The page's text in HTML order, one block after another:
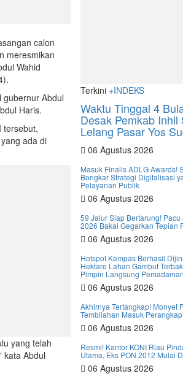
calon
meresmikan
Wahid
gubernur Abdul
Haris.
tersebut,
ada di
yang telah
kata Abdul
Terkini +INDEKS
Waktu Tinggal 4
Desak Pemkab Inhil
Lelang Pasar Yos
06 Agustus 2026
Masuk Finalis ADLG Awards!
Bongkar Strategi Digitalisasi
Pelayanan Publik
06 Agustus 2026
59 Jalur Siap Bertarung! Pacu
2026 Bakal Gegarkan Tepian
06 Agustus 2026
Hotspot Kempas Berhasil
Hektare Lahan Gambut
Pimpin Langsung Pemadaman
06 Agustus 2026
Akhirnya Tertangkap! Monyet
Tembilahan Masuk Perangkap
06 Agustus 2026
Resmi! Kantor KONI Riau
Utama, Eks PON 2012 Mulai
06 Agustus 2026